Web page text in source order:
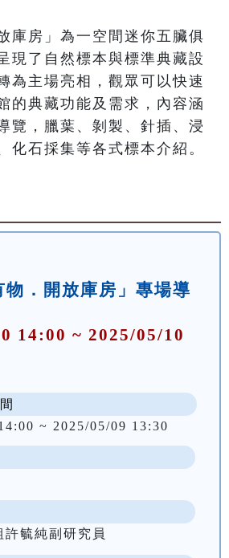
庫房」為一空間迷你五臟俱
現了自然標本與標準典藏設
為主場亮相，觀眾可以快速
的典藏功能及需求，內容涵
覽，臘葉、剝製、針插、浸
化石採集等各式標本介紹。
．開放庫房」專場導
14:00 ~ 2025/05/10
~ 2025/05/09 13:30
許毓純副研究員